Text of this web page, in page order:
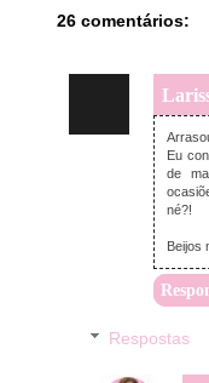
26 comentários:
Eu
de
né?!
Beijos
Respostas